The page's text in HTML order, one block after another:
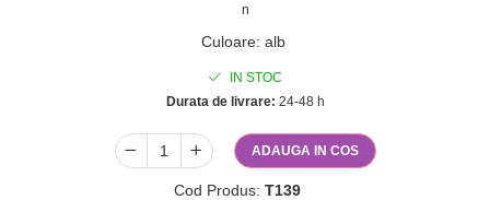
n
Culoare: alb
IN STOC
Durata de livrare: 24-48 h
ADAUGA IN COS
Cod Produs: T139